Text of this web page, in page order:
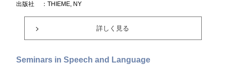
出版社 ：THIEME, NY
詳しく見る
Seminars in Speech and Language